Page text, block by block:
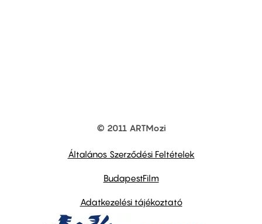
© 2011 ARTMozi
Általános Szerződési Feltételek
BudapestFilm
Adatkezelési tájékoztató